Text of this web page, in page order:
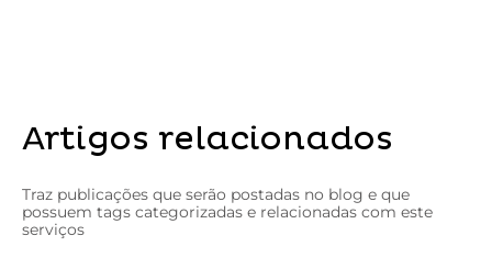
Artigos relacionados
Traz publicações que serão postadas no blog e que
possuem tags categorizadas e relacionadas com este
serviços